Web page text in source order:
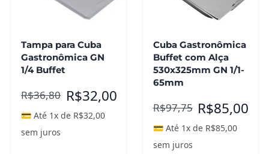
Tampa para Cuba
Gastronômica GN
1/4 Buffet
R$36,80 R$32,00
💳 Até 1x de R$32,00
sem juros
Cuba Gastronômica
Buffet com Alça
530x325mm GN 1/1-
65mm
R$97,75 R$85,00
💳 Até 1x de R$85,00
sem juros